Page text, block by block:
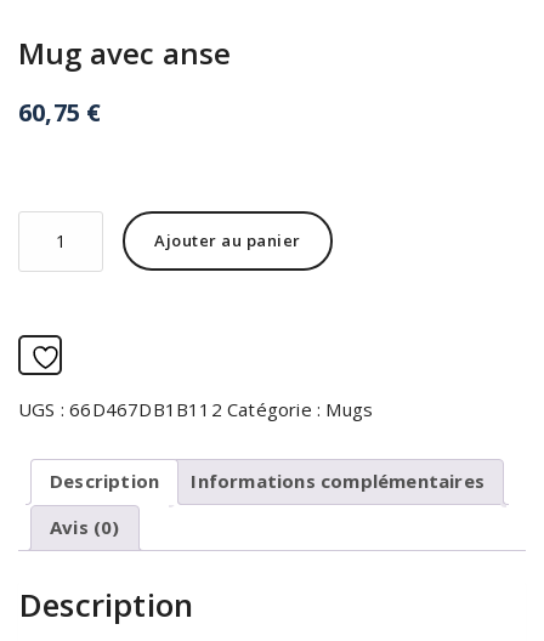
Mug avec anse
60,75 €
quantité
Mug
Ajouter au panier
UGS :66D467DB1B112 Catégorie : Mugs
Description
Informations complémentaires
Avis (0)
Description